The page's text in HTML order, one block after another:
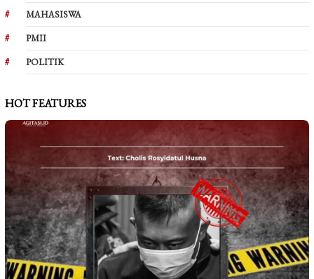
MAHASISWA
PMII
POLITIK
HOT FEATURES